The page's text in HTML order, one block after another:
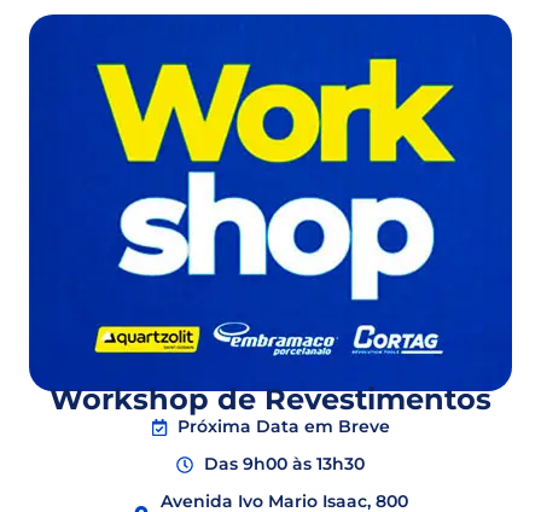
Workshop de Revestimentos
Próxima Data em Breve
Das 9h00 às 13h30
Avenida Ivo Mario Isaac, 800